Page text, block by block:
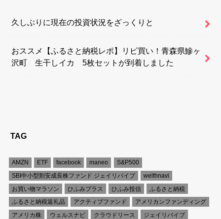
久しぶりに現在の投資状況をざっくりと
おススメ【ふるさと納税レポ】リピ買い！青森県鰺ヶ
沢町 生干しイカ 5枚セットが到着しました
TAG
AMZN ETF facebook maneo
S&P500
SBI中小型割安成長株ファンド ジェイリバイブ
welthnavi
お買い物マラソン
ひふみプラス ひふみ投信
ふるさと納税
ふるさと納税返礼品
アクティブファンド
アメリカンファンディング
アメリカ株
ウェルスナビ クラウドリース
ジェイリバイブ